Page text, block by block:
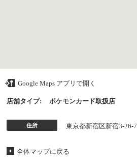
Google Maps アプリで開く
店舗タイプ: ポケモンカード取扱店
住所 東京都新宿区新宿3-26-7
全体マップに戻る